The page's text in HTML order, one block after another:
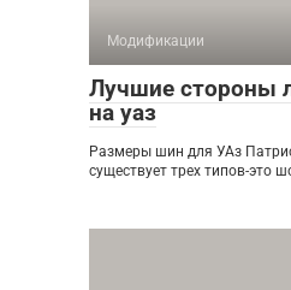
Модификации
Лучшие стороны
на уаз
Размеры шин для УАз
существует трех типов-это